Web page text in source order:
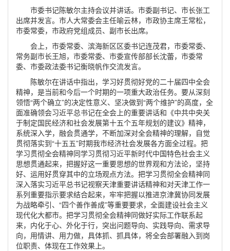
市委书记陈敏尔主持会议并讲话。市委副书记、市长张工
出席并发言。市人大常委会主任喻云林， 市政协主席王常松，
市委常委，市政府党组成员、副市长出席。
会上，市委常委、滨海新区区委书记连茂君，市委常委、
常务副市长王旭，市委常委、市委宣传部部长沈蕾，市委常
委、市委政法委书记衡晓帆作交流发言。
陈敏尔在讲话中指出，学习好贯彻好党的二十届四中全会
精神，是当前和今后一个时期的一项重大政治任务。要从深刻
领悟“两个确立”的决定性意义、坚决做到“两个维护”的高度， 全
面准确领会习近平总书记在全会上的重要讲话和《中共中央关
于制定国民经济和社会发展第十五个五年规划的建议》精神，
系统深入学， 融会贯通学，不断加深对全会精神的理解，自觉
贯彻落实到“十五五”时期我市经济社会发展各方面全过程。 把
学习贯彻全会精神同学习贯彻习近平新时代中国特色社会主义
思想贯通起来，把握好这一重要思想的世界观和方法论， 坚持
好、运用好贯穿其中的立场观点方法。 把学习贯彻全会精神同
深入落实习近平总书记视察天津重要讲话精神和对天津工作一
系列重要指示要求结合起来， 牢牢把握以推进京津冀协同发展
为战略牵引、 “四个善作善成”等重要要求，全面建设社会主义
现代化大都市。 把学习贯彻全会精神同做好实际工作联系起
来，内化于心、外化于行， 突出问题导向、实践导向、需求导
向， 用情讲、用力做，具体抓、抓具体，将全会部署融入到岗
位职责、体现在工作效果上。